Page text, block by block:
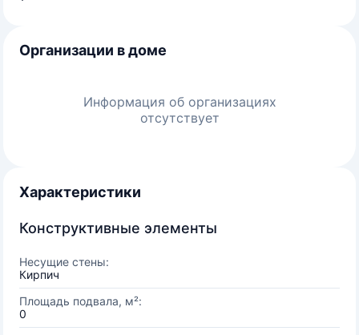
Организации в доме
Информация об организациях
отсутствует
Характеристики
Конструктивные элементы
Несущие стены:
Кирпич
Площадь подвала, м²:
0